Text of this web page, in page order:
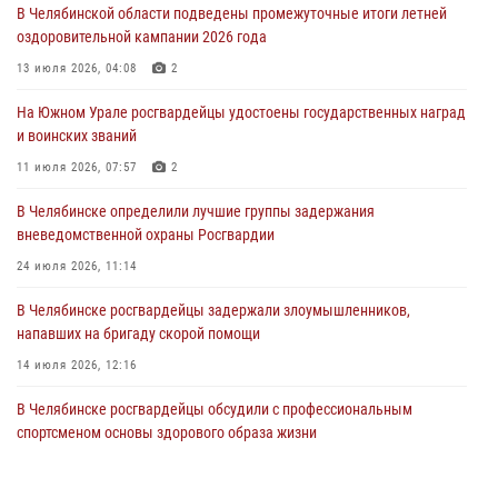
На Южном Урале сотрудники Росгвардии задержали
подозреваемого в совершении убийства
В Челябинской области росгвардейцами по горячим следам
задержан подозреваемый в грабеже
В Челябинской области подведены промежуточные итоги летней
оздоровительной кампании 2026 года
13 июля 2026, 04:08 2
На Южном Урале росгвардейцы удостоены государственных наград
и воинских званий
11 июля 2026, 07:57 2
В Челябинске определили лучшие группы задержания
вневедомственной охраны Росгвардии
24 июля 2026, 11:14
В Челябинске росгвардейцы задержали злоумышленников,
напавших на бригаду скорой помощи
14 июля 2026, 12:16
В Челябинске росгвардейцы обсудили с профессиональным
спортсменом основы здорового образа жизни